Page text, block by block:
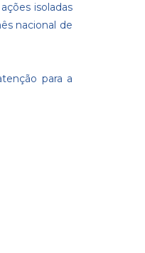
isoladas
nacional de
para a